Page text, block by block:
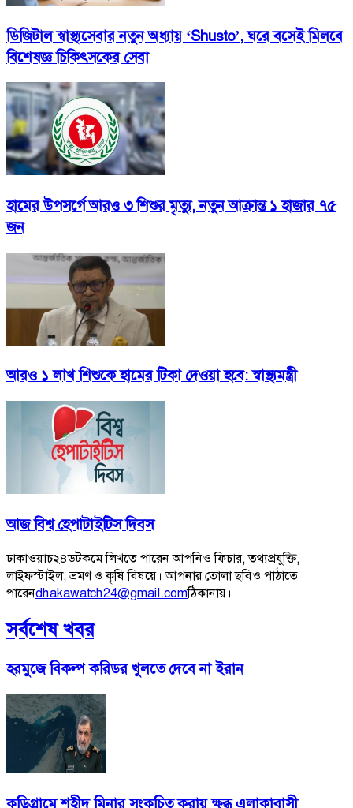
ডিজিটাল স্বাস্থ্যসেবার নতুন অধ্যায় ‘Shusto’, ঘরে বসেই মিলবে
বিশেষজ্ঞ চিকিৎসকের সেবা
হামের উপসর্গে আরও ৩ শিশুর মৃত্যু, নতুন আক্রান্ত ১ হাজার ৭৫
জন
আরও ১ লাখ শিশুকে হামের টিকা দেওয়া হবে: স্বাস্থ্যমন্ত্রী
আজ বিশ্ব হেপাটাইটিস দিবস
ঢাকাওয়াচ২৪ডটকমে লিখতে পারেন আপনিও ফিচার, তথ্যপ্রযুক্তি,
লাইফস্টাইল, ভ্রমণ ও কৃষি বিষয়ে। আপনার তোলা ছবিও পাঠাতে
পারেনdhakawatch24@gmail.comঠিকানায়।
সর্বশেষ খবর
হরমুজে বিকল্প করিডর খুলতে দেবে না ইরান
কুড়িগ্রামে শহীদ মিনার সংকুচিত করায় ক্ষুব্ধ এলাকাবাসী